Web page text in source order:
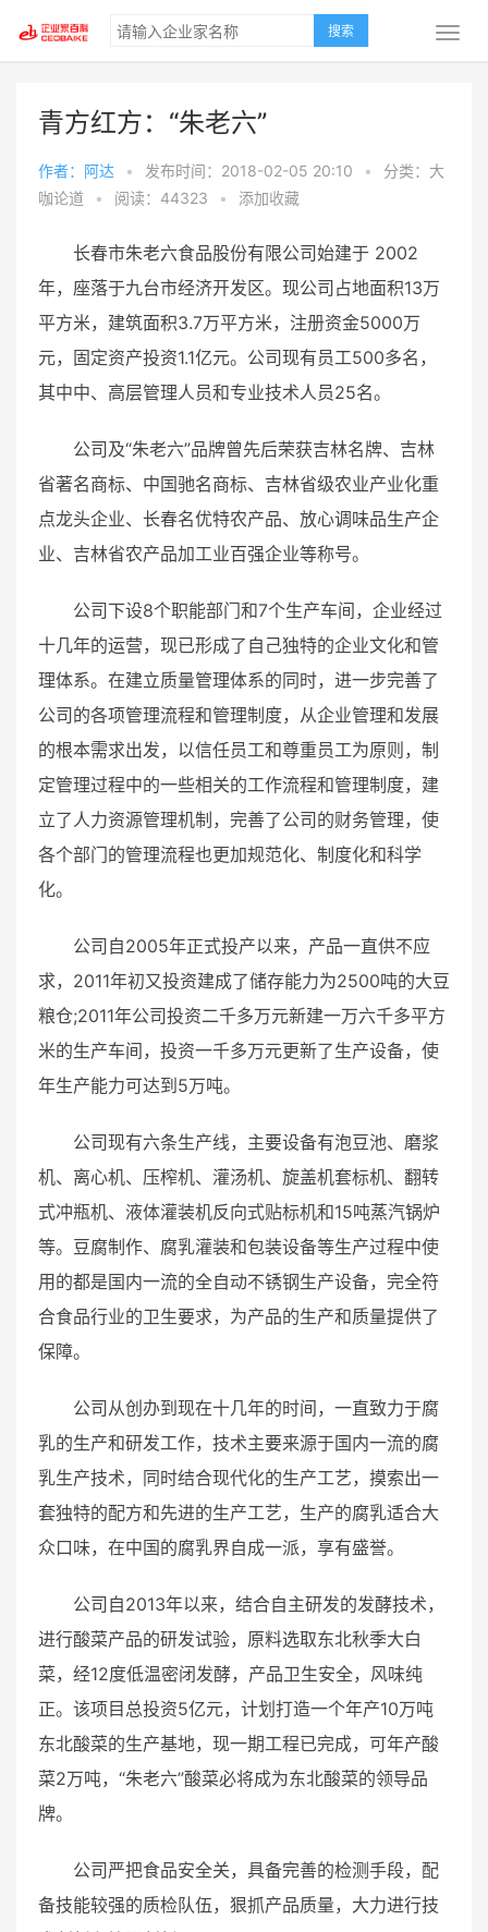
搜索
青方红方：“朱老六”
作者：阿达 • 发布时间：2018-02-05 20:10 •
分类：大
咖论道
• 阅读：44323 • 添加收藏
长春市朱老六食品股份有限公司始建于 2002
年，座落于九台市经济开发区。现公司占地面积13万
平方米，建筑面积3.7万平方米，注册资金5000万
元，固定资产投资1.1亿元。公司现有员工500多名，
其中中、高层管理人员和专业技术人员25名。
公司及“朱老六”品牌曾先后荣获吉林名牌、吉林
省著名商标、中国驰名商标、吉林省级农业产业化重
点龙头企业、长春名优特农产品、放心调味品生产企
业、吉林省农产品加工业百强企业等称号。
公司下设8个职能部门和7个生产车间，企业经过
十几年的运营，现已形成了自己独特的企业文化和管
理体系。在建立质量管理体系的同时，进一步完善了
公司的各项管理流程和管理制度，从企业管理和发展
的根本需求出发，以信任员工和尊重员工为原则，制
定管理过程中的一些相关的工作流程和管理制度，建
立了人力资源管理机制，完善了公司的财务管理，使
各个部门的管理流程也更加规范化、制度化和科学
化。
公司自2005年正式投产以来，产品一直供不应
求，2011年初又投资建成了储存能力为2500吨的大豆
粮仓;2011年公司投资二千多万元新建一万六千多平方
米的生产车间，投资一千多万元更新了生产设备，使
年生产能力可达到5万吨。
公司现有六条生产线，主要设备有泡豆池、磨浆
机、离心机、压榨机、灌汤机、旋盖机套标机、翻转
式冲瓶机、液体灌装机反向式贴标机和15吨蒸汽锅炉
等。豆腐制作、腐乳灌装和包装设备等生产过程中使
用的都是国内一流的全自动不锈钢生产设备，完全符
合食品行业的卫生要求，为产品的生产和质量提供了
保障。
公司从创办到现在十几年的时间，一直致力于腐
乳的生产和研发工作，技术主要来源于国内一流的腐
乳生产技术，同时结合现代化的生产工艺，摸索出一
套独特的配方和先进的生产工艺，生产的腐乳适合大
众口味，在中国的腐乳界自成一派，享有盛誉。
公司自2013年以来，结合自主研发的发酵技术，
进行酸菜产品的研发试验，原料选取东北秋季大白
菜，经12度低温密闭发酵，产品卫生安全，风味纯
正。该项目总投资5亿元，计划打造一个年产10万吨
东北酸菜的生产基地，现一期工程已完成，可年产酸
菜2万吨，“朱老六”酸菜必将成为东北酸菜的领导品
牌。
公司严把食品安全关，具备完善的检测手段，配
备技能较强的质检队伍，狠抓产品质量，大力进行技